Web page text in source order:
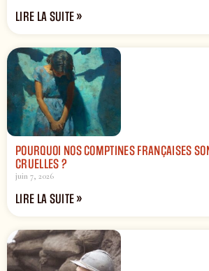
LIRE LA SUITE »
POURQUOI NOS COMPTINES FRANÇAISES
CRUELLES ?
juin 7, 2026
LIRE LA SUITE »